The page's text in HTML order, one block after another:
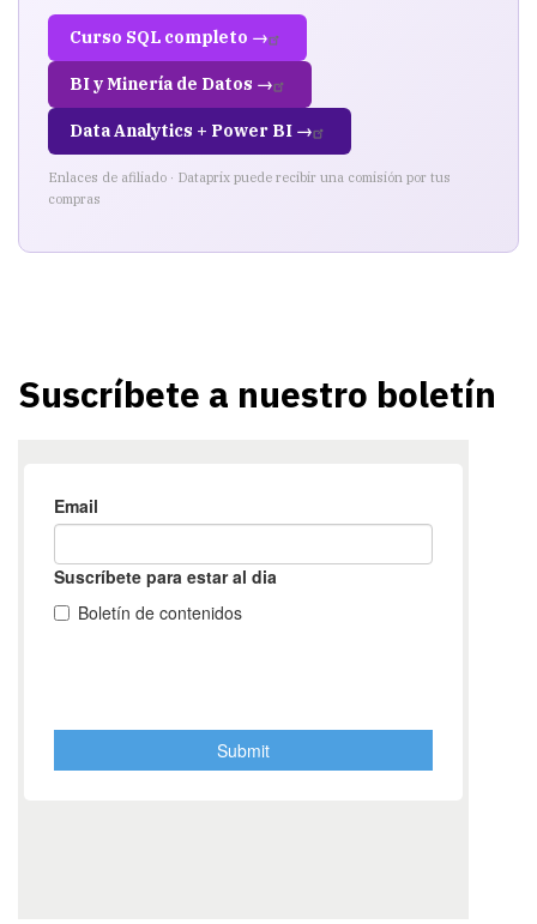
Curso SQL completo →
BI y Minería de Datos →
Data Analytics + Power BI →
Enlaces de afiliado · Dataprix puede recibir una comisión por tus
compras
Suscríbete a nuestro boletín